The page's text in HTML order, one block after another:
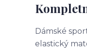
Dámské
elastický